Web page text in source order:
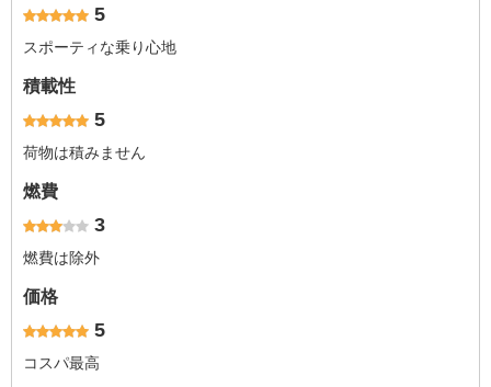
5
スポーティな乗り心地
積載性
5
荷物は積みません
燃費
3
燃費は除外
価格
5
コスパ最高